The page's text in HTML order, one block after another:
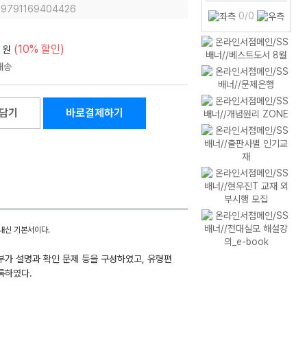
9791169404426
원 (10% 할인)
기 바로결제하기
신 기본서이다.
설명과 확인 문제 등을 구성하였고, 유형편
하였다.
0/0